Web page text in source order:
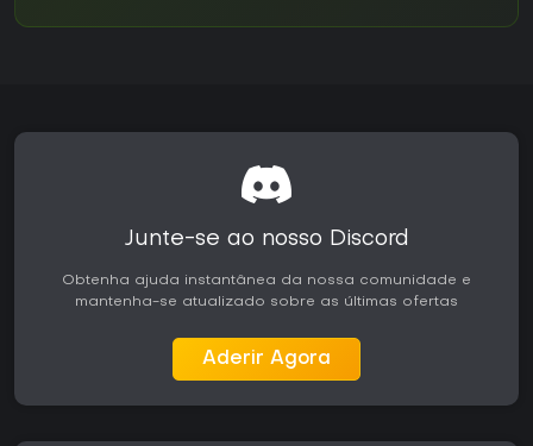
Junte-se ao nosso Discord
Obtenha ajuda instantânea da nossa comunidade e
mantenha-se atualizado sobre as últimas ofertas
Aderir Agora